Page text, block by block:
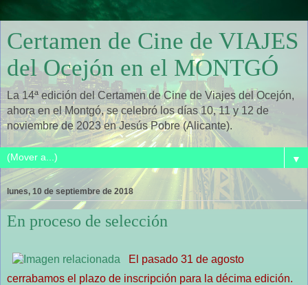
Certamen de Cine de VIAJES
del Ocejón en el MONTGÓ
La 14ª edición del Certamen de Cine de Viajes del Ocejón,
ahora en el Montgó, se celebró los días 10, 11 y 12 de
noviembre de 2023 en Jesús Pobre (Alicante).
▼
lunes, 10 de septiembre de 2018
En proceso de selección
El pasado 31 de agosto
cerrabamos el plazo de inscripción para la décima edición.